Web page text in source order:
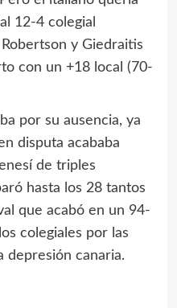
12-4 colegial
y Giedraitis
con un +18 local (70-
por su ausencia, ya
disputa acababa
de triples
hasta los 28 tantos
que acabó en un 94-
colegiales por las
depresión canaria.